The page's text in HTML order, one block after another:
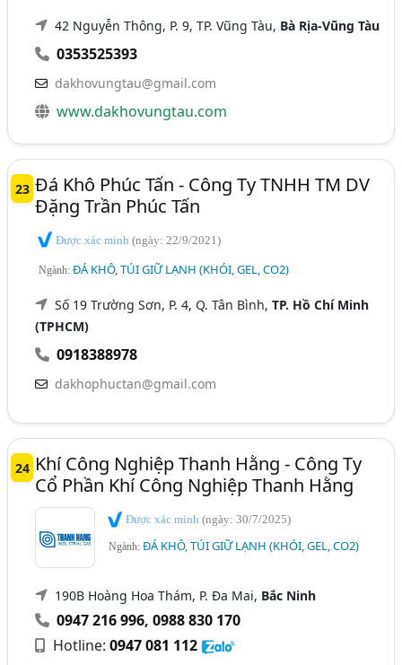
42 Nguyễn Thông, P. 9, TP. Vũng Tàu, Bà Rịa-Vũng Tàu
0353525393
dakhovungtau@gmail.com
www.dakhovungtau.com
23 Đá Khô Phúc Tấn - Công Ty TNHH TM DV
Đặng Trần Phúc Tấn
Được xác minh(ngày: 22/9/2021)
Ngành:ĐÁ KHÔ, TÚI GIỮ LẠNH (KHÓI, GEL, CO2)
Số 19 Trường Sơn, P. 4, Q. Tân Bình,TP. Hồ Chí Minh
(TPHCM)
0918388978
dakhophuctan@gmail.com
24 Khí Công Nghiệp Thanh Hằng - Công Ty
Cổ Phần Khí Công Nghiệp Thanh Hằng
Được xác minh(ngày: 30/7/2025)
Ngành:ĐÁ KHÔ, TÚI GIỮ LẠNH (KHÓI, GEL, CO2)
190B Hoàng Hoa Thám, P. Đa Mai, Bắc Ninh
0947 216 996,0988 830 170
Hotline:0947 081 112